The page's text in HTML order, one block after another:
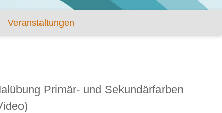
Veranstaltungen
Primär- und Sekundärfarben